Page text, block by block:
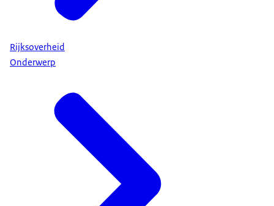
Rijksoverheid
Onderwerp